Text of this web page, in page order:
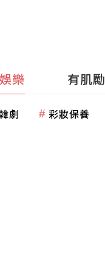
樂 有肌勵
劇 彩妝保養